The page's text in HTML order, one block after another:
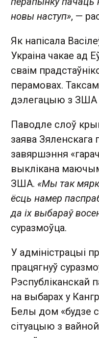
новы наступ», —
Як напісала
Украіна чакае ад
сваім
перамовах.
дэлегацыю з ЗША
Паводле слоў
заява
завяршэння
выклікана
ЗША. «Мы так
ёсць намер
да іх выбараў
суразмоўца.
У адміністрацыі
працягнуў
Рэспубліканскай
на выбарах у
Белы дом «будзе
сітуацыю з